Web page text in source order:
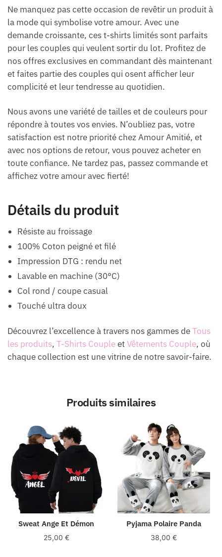
Ne manquez pas cette occasion de revêtir un produit à
la mode qui symbolise votre amour. Avec une
demande croissante, ces t-shirts limités sont parfaits
pour les couples qui veulent sortir du lot. Profitez de
nos offres exclusives en commandant dès maintenant
et faites partie des couples qui osent afficher leur
complicité et leur tendresse au quotidien.
Nous avons une variété de tailles et de couleurs pour
répondre à toutes vos envies. N’oubliez pas, votre
satisfaction est notre priorité chez Amour Amitié, et
avec nos options de retour, vous pouvez acheter en
toute confiance. Ne tardez pas, passez commande et
affichez votre amour avec fierté!
Détails du produit
Résiste au froissage
100% Coton peigné et filé
Impression DTG : rendu net
Lavable en machine (30°C)
Col rond / coupe casual
Touché ultra doux
Découvrez l’excellence à travers nos gammes deTous
les produits, T-Shirts CoupleetVêtements Couple, où
chaque collection est une vitrine de notre savoir-faire.
Produits similaires
Sweat Ange Et Démon
25,00 €
Pyjama Polaire Panda
38,00€